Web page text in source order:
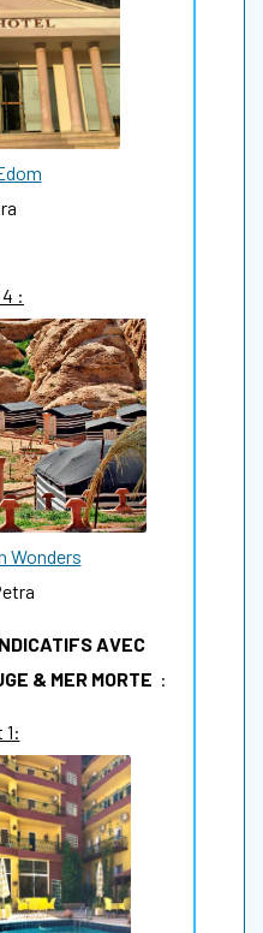
:
Wonders
AVEC
& MER MORTE :
1: